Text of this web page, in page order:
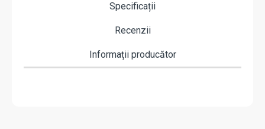
Specificații
Recenzii
Informații producător